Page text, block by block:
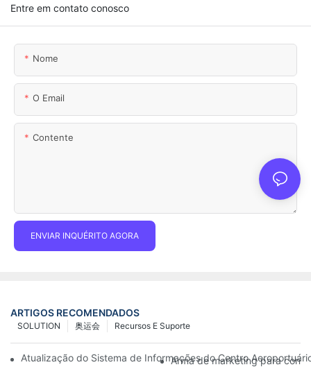
Entre em contato conosco
Nome
O Email
Contente
ENVIAR INQUÉRITO AGORA
ARTIGOS RECOMENDADOS
Recursos E Suporte
奥运会
SOLUTION
Atualização do Sistema de Informações do Centro
Arma de marketing para